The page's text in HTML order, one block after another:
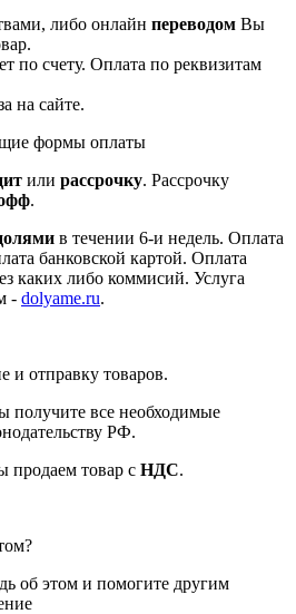
либо онлайн переводом Вы
по счету. Оплата по реквизитам
на сайте.
формы оплаты
или рассрочку. Рассрочку
.
в течении 6-и недель. Оплата
банковской картой. Оплата
каких либо коммисий. Услуга
- dolyame.ru.
и отправку товаров.
получите все необходимые
РФ.
товар с НДС.
об этом и помогите другим